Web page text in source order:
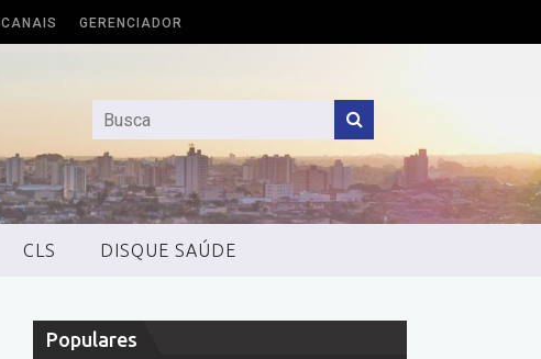
CANAIS GERENCIADOR
CLS DISQUE SAÚDE
Populares